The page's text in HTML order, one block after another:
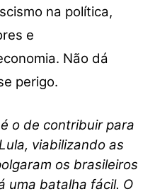
na política,
e
Não dá
perigo.
o de contribuir para
viabilizando as
os brasileiros
uma batalha fácil. O